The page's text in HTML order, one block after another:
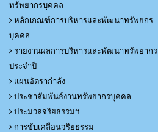
ทรัพยากรบุคคล
หลักเกณฑ์การบริหารและพัฒนาทรัพยกร
บุคคล
รายงานผลการบริหารและพัฒนาทรัพยากร
ประจำปี
แผนอัตรากำลัง
ประชาสัมพันธ์งานทรัพยากรบุคคล
ประมวลจริยธรรมฯ
การขับเคลื่อนจริยธรรม